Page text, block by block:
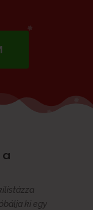
ki egy